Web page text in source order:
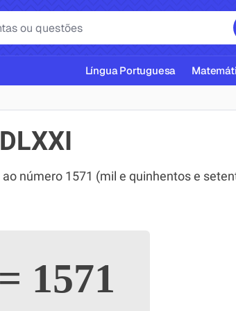
ABNT
Língua Portuguesa
número 1571 (mil e quinhentos e
= 1571